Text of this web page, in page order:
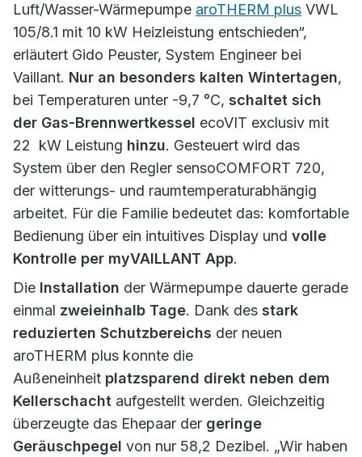
Luft/Wasser-Wärmepumpe aroTHERM plus VWL
105/8.1 mit 10 kW Heizleistung entschieden“,
erläutert Gido Peuster, System Engineer bei
Vaillant. Nur an besonders kalten Wintertagen,
bei Temperaturen unter -9,7 °C, schaltet sich
der Gas-Brennwertkessel ecoVIT exclusiv mit
22 kW Leistung hinzu. Gesteuert wird das
System über den Regler sensoCOMFORT 720,
der witterungs- und raumtemperaturabhängig
arbeitet. Für die Familie bedeutet das: komfortable
Bedienung über ein intuitives Display und volle
Kontrolle per myVAILLANT App.
Die Installation der Wärmepumpe dauerte gerade
einmal zweieinhalb Tage. Dank des stark
reduzierten Schutzbereichs der neuen
aroTHERM plus konnte die
Außeneinheit platzsparend direkt neben dem
Kellerschacht aufgestellt werden. Gleichzeitig
überzeugte das Ehepaar der geringe
Geräuschpegel von nur 58,2 Dezibel. „Wir haben